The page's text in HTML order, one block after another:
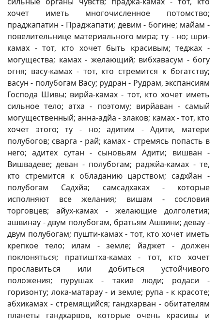
хочет иметь многочисленное потомство;
праджапатин - Праджапати; девим - богине; майам -
повелительнице материального мира; ту - но; шри-
камах - тот, кто хочет быть красивым; теджах -
могущества; камах - желающий; вибхавасум - богу
огня; васу-камах - тот, кто стремится к богатству;
васун - полубогам Васу; рудран - Рудрам, экспансиям
Господа Шивы; вирйа-камах - тот, кто хочет иметь
сильное тело; атха - поэтому; вирйаван - самый
могущественный; анна-адйа - злаков; камах - тот, кто
хочет этого; ту - но; адитим - Адити, матери
полубогов; сварга - рай; камах - стремясь попасть в
него; адитех сутан - сыновьям Адити; вишван -
Вишвадеве; деван - полубогам; раджйа-камах - те,
кто стремится к обладанию царством; садхйан -
полубогам Садхйа; самсадхаках - которые
исполняют все желания; вишам - сословия
торговцев; айух-камах - желающие долголетия;
ашвинау - двум полубогам, братьям Ашвини; девау -
двум полубогам; пушти-камах - тот, кто хочет иметь
крепкое тело; илам - земле; йаджет - должен
поклоняться; пратиштха-камах - тот, кто хочет
прославиться или добиться устойчивого
положения; пурушах - такие люди; родаси -
горизонту; лока-матарау - и земле; рупа - к красоте;
абхикамах - стремящийся; гандхарван - обитателям
планеты гандхарвов, которые очень красивы и